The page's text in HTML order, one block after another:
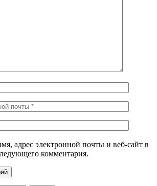
адрес электронной почты и веб-сайт в
комментария.